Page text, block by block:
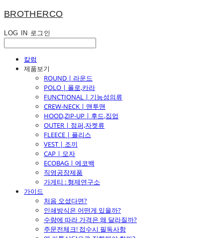
BROTHERCO
LOG IN 로그인
칼럼
제품보기
ROUND | 라운드
POLO | 폴로,카라
FUNCTIONAL | 기능성의류
CREW-NECK | 맨투맨
HOOD,ZIP-UP | 후드,집업
OUTER | 점퍼,자켓류
FLEECE | 플리스
VEST | 조끼
CAP | 모자
ECOBAG | 에코백
직영공장제품
가게티 : 형제연구소
가이드
처음 오셨다면?
인쇄방식은 어떤게 있을까?
수량에 따라 가격은 왜 달라질까?
주문전체크! 접수시 필독사항